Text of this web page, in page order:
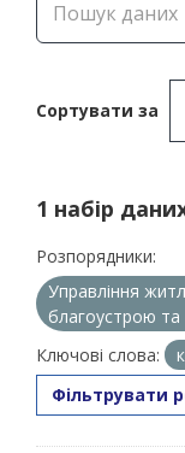
Сортувати за
1 набір
Розпорядники:
Управління
благоустрою та
Ключові слова:
Фільтрувати